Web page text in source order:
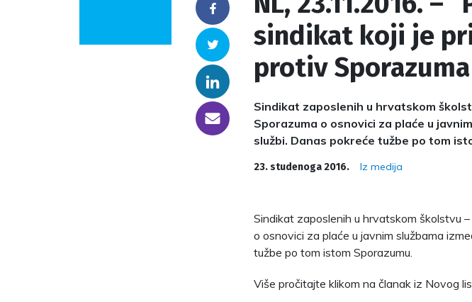
Facebook
Twitter
Linkedin
someone@yoursite.com
sindikat koji je
protiv
Sindikat zaposlenih u hrvatskom
Sporazuma o osnovici za plaće u
službi. Danas pokreće tužbe po tom
23. studenoga 2016. Iz medija
Sindikat zaposlenih u hrvatskom školstvu
o osnovici za plaće u javnim službama
tužbe po tom istom Sporazumu.
Više pročitajte klikom na članak iz Novog